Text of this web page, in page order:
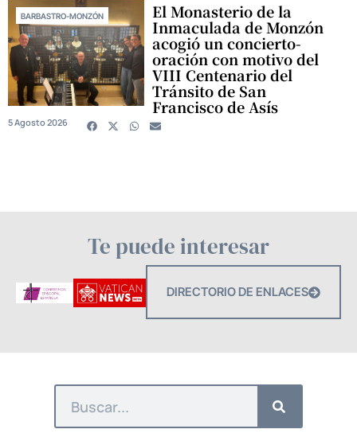
BARBASTRO-MONZÓN El Monasterio de la
Inmaculada de Monzón
acogió un concierto-
oración con motivo del
VIII Centenario del
Tránsito de San
Francisco de Asís
5 Agosto 2026
Te puede interesar
DIRECTORIO DE ENLACES